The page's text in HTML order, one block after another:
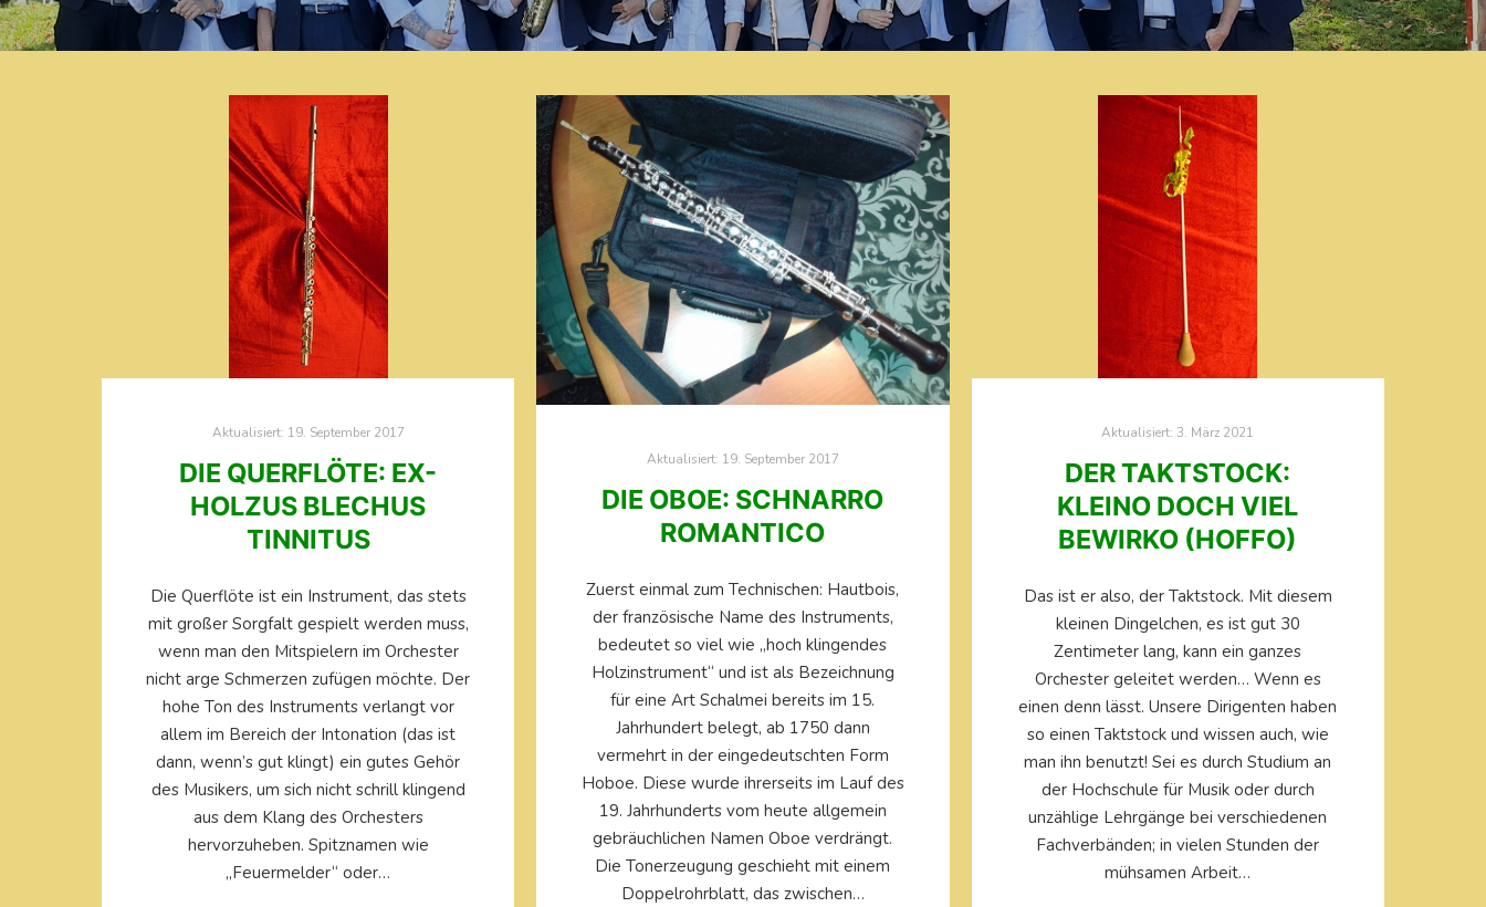
Aktualisiert: 19. September 2017
DIE QUERFLÖTE: EX-
HOLZUS BLECHUS
TINNITUS
Die Querflöte ist ein Instrument, das stets
mit großer Sorgfalt gespielt werden muss,
wenn man den Mitspielern im Orchester
nicht arge Schmerzen zufügen möchte. Der
hohe Ton des Instruments verlangt vor
allem im Bereich der Intonation (das ist
dann, wenn’s gut klingt) ein gutes Gehör
des Musikers, um sich nicht schrill klingend
aus dem Klang des Orchesters
hervorzuheben. Spitznamen wie
„Feuermelder“ oder…
Aktualisiert: 19. September 2017
DIE OBOE: SCHNARRO
ROMANTICO
Zuerst einmal zum Technischen: Hautbois,
der französische Name des Instruments,
bedeutet so viel wie „hoch klingendes
Holzinstrument“ und ist als Bezeichnung
für eine Art Schalmei bereits im 15.
Jahrhundert belegt, ab 1750 dann
vermehrt in der eingedeutschten Form
Hoboe. Diese wurde ihrerseits im Lauf des
19. Jahrhunderts vom heute allgemein
gebräuchlichen Namen Oboe verdrängt.
Die Tonerzeugung geschieht mit einem
Doppelrohrblatt, das zwischen…
Aktualisiert: 3. März 2021
DER TAKTSTOCK:
KLEINO DOCH VIEL
BEWIRKO (HOFFO)
Das ist er also, der Taktstock. Mit diesem
kleinen Dingelchen, es ist gut 30
Zentimeter lang, kann ein ganzes
Orchester geleitet werden… Wenn es
einen denn lässt. Unsere Dirigenten haben
so einen Taktstock und wissen auch, wie
man ihn benutzt! Sei es durch Studium an
der Hochschule für Musik oder durch
unzählige Lehrgänge bei verschiedenen
Fachverbänden; in vielen Stunden der
mühsamen Arbeit…